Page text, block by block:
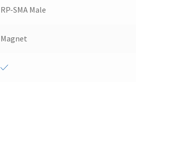
RP-SMA Male
Magnet